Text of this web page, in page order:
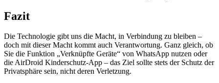
Fazit
Die Technologie gibt uns die Macht, in Verbindung zu bleiben –
doch mit dieser Macht kommt auch Verantwortung. Ganz gleich, ob
Sie die Funktion „Verknüpfte Geräte“ von WhatsApp nutzen oder
die AirDroid Kinderschutz-App – das Ziel sollte stets der Schutz der
Privatsphäre sein, nicht deren Verletzung.